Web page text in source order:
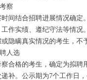
察
结合招聘进展情况确定
作实绩、遵纪守法等情
隐瞒真实情况的考生，不
人选
格的考生，确定为拟聘
补。公示期为7个工作日